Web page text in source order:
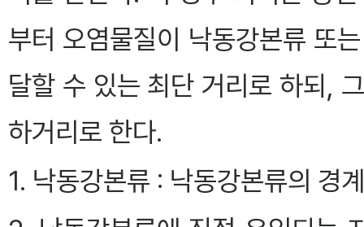
부터 오염물질이 낙동강본류 또
달할 수 있는 최단 거리로 하되,
하거리로 한다.
1. 낙동강본류 : 낙동강본류의 경